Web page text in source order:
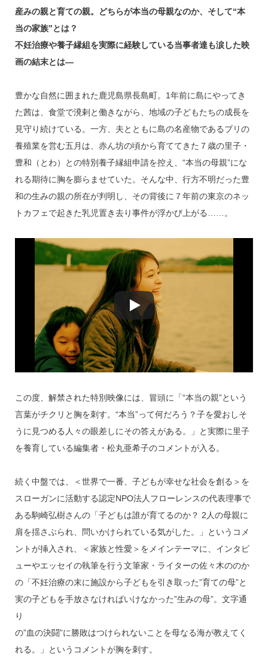
o
産みの親と育ての親。どちらが本当の母親なのか、そして“本
当の家族”とは？
不妊治療や養子縁組を実際に経験している当事者達も涙した映
画の結末とは―
豊かな自然に囲まれた鹿児島県長島町。1年前に島にやってき
た茜は、食堂で溌剌と働きながら、地域の子どもたちの成長を
見守り続けている。一方、夫とともに島の名産物であるブリの
養殖業を営む五月は、赤ん坊の頃から育ててきた７歳の里子・
豊和（とわ）との特別養子縁組申請を控え、“本当の母親”にな
れる期待に胸を膨らませていた。そんな中、行方不明だった豊
和の生みの親の所在が判明し、その背後に７年前の東京のネッ
トカフェで起きた乳児置き去り事件が浮かび上がる……。
この度、解禁された特別映像には、冒頭に「“本当の親”という
言葉がチクリと胸を刺す。“本当”って何だろう？子を愛おしそ
うに見つめる人々の眼差しにその答えがある。」と実際に里子
を養育している編集者・松丸亜希子のコメントが入る。
続く中盤では、＜世界で一番、子どもが幸せな社会を創る＞を
スローガンに活動する認定NPO法人フローレンスの代表理事で
ある駒崎弘樹さんの「子どもは誰が育てるのか？ 2人の母親に
肩を揺さぶられ、問いかけられている気がした。」というコメ
ントが挿入され、＜家族と性愛＞をメインテーマに、インタビ
ューやエッセイの執筆を行う文筆家・ライターの佐々木ののか
の「不妊治療の末に施設から子どもを引き取った”育ての母”と
実の子どもを手放さなければいけなかった”生みの母”。文字通
り
の”血の決闘”に勝敗はつけられないことを母なる海が教えてく
れる。」というコメントが胸を刺す。